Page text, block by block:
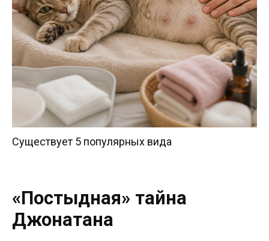
Существует 5 популярных вида
«Постыдная» тайна
Джонатана